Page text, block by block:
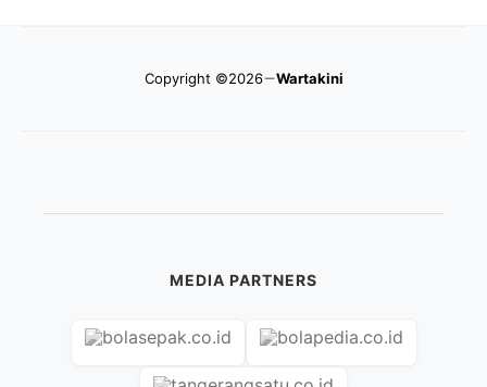
Copyright ©2026 Wartakini
MEDIA PARTNERS